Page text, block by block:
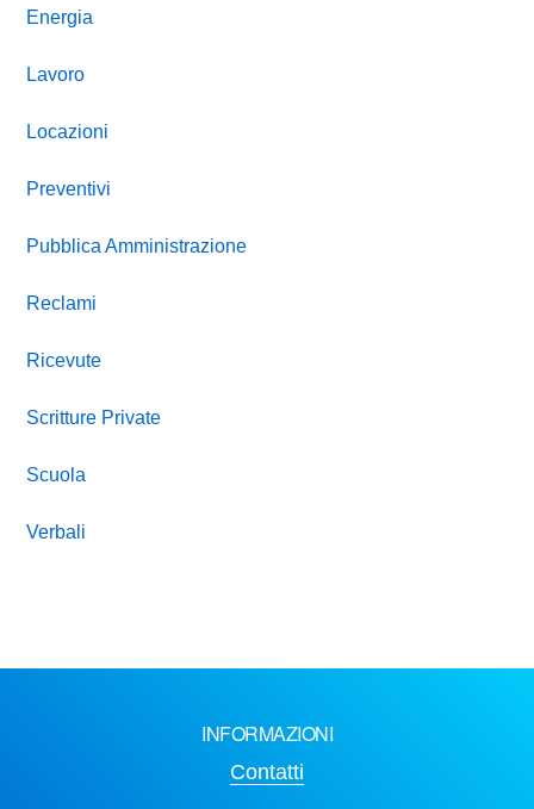
Energia
Lavoro
Locazioni
Preventivi
Pubblica Amministrazione
Reclami
Ricevute
Scritture Private
Scuola
Verbali
INFORMAZIONI
Contatti